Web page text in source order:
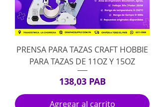
PRENSA PARA TAZAS CRAFT HOBBIE
PARA TAZAS DE 11OZ Y 15OZ
Precio
138,03 PAB
Agregar al carrito